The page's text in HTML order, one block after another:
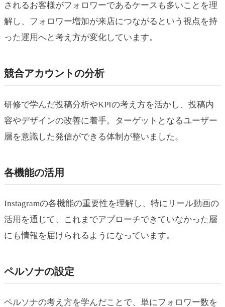
されるお客様がフォロワーであるケースも多いことを理
解し、フォロワー増加が来店につながるという視点を持
った運用へと考え方が変化しています。
競合アカウントの分析
研修で学んだ投稿分析やKPIの考え方を活かし、投稿内
容やデザインの改善に着手。ターゲットとなるユーザー
層を意識した発信ができる体制が整いました。
各機能の活用
Instagramの各機能の重要性を理解し、特にリール動画の
活用を通じて、これまでアプローチできていなかった層
にも情報を届けられるようになっています。
ペルソナの設定
ペルソナの考え方を学んだことで、単にフォロワー数を